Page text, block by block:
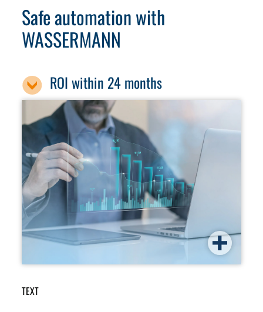
Safe automation with
WASSERMANN
ROI within 24 months
TEXT